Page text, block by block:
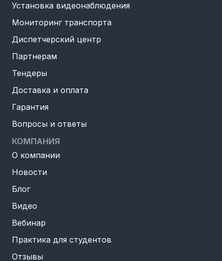
Установка видеонаблюдения
Мониторинг транспорта
Диспетчерский центр
Партнерам
Тендеры
Доставка и оплата
Гарантия
Вопросы и ответы
КОМПАНИЯ
О компании
Новости
Блог
Видео
Вебинар
Практика для студентов
Отзывы